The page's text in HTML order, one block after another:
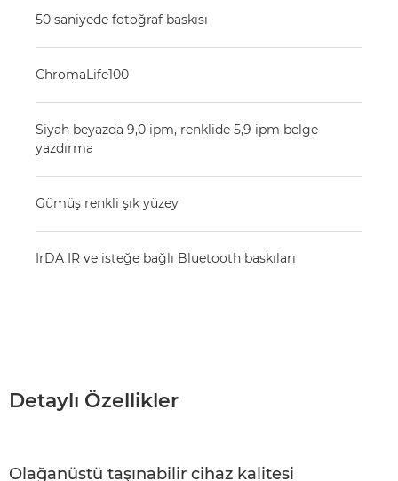
50 saniyede fotoğraf baskısı
ChromaLife100
Siyah beyazda 9,0 ipm, renklide 5,9 ipm belge
yazdırma
Gümüş renkli şık yüzey
IrDA IR ve isteğe bağlı Bluetooth baskıları
Detaylı Özellikler
Olağanüstü taşınabilir cihaz kalitesi